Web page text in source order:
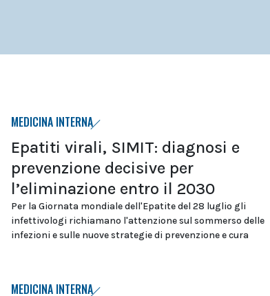
MEDICINA INTERNA
Epatiti virali, SIMIT: diagnosi e
prevenzione decisive per
l’eliminazione entro il 2030
Per la Giornata mondiale dell'Epatite del 28 luglio gli
infettivologi richiamano l'attenzione sul sommerso delle
infezioni e sulle nuove strategie di prevenzione e cura
MEDICINA INTERNA